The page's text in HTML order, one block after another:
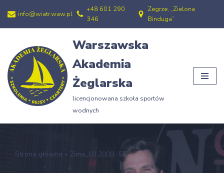
Przejdź
treści
info@wiatr.waw.pl
+48 601 290
346
Zegrze, „Zielona
Binduga”
Warszawska
Akademia
Żeglarska
licencjonowana szkoła sportów
wodnych
Strona główna » Zima_03.2009.-57